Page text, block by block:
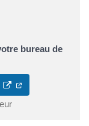
bureau de